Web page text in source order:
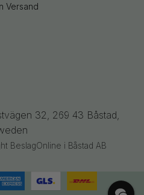
Versand
32, 269 43 Båstad,
BeslagOnline i Båstad AB